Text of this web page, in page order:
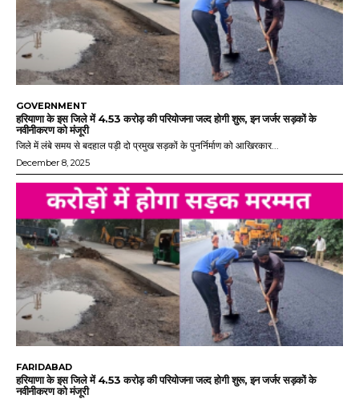
GOVERNMENT
हरियाणा के इस जिले में 4.53 करोड़ की परियोजना जल्द होगी शुरू, इन जर्जर सड़कों के
नवीनीकरण को मंजूरी
जिले में लंबे समय से बदहाल पड़ी दो प्रमुख सड़कों के पुनर्निर्माण को आखिरकार...
December 8, 2025
FARIDABAD
हरियाणा के इस जिले में 4.53 करोड़ की परियोजना जल्द होगी शुरू, इन जर्जर सड़कों के
नवीनीकरण को मंजूरी